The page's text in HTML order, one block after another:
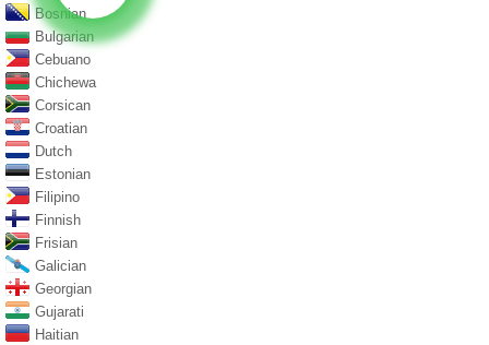
Bosnian
Bulgarian
Cebuano
Chichewa
Corsican
Croatian
Dutch
Estonian
Filipino
Finnish
Frisian
Galician
Georgian
Gujarati
Haitian